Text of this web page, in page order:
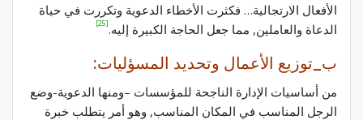
الأفعال الارتجالية… فكثرت الأخطاء الدعوية وتكررت في حياة
الدعاة والعاملين, مما جعل الحاجة الكبيرة إليه.[25]
ب_توزيع الأعمال وتحديد المسؤليات:
من أساسيات الإدارة الناجحة للمؤسسات –ومنها الدعوية-وضع
الرجل المناسب في المكان المناسب, وهو أمر يتطلب خبرة